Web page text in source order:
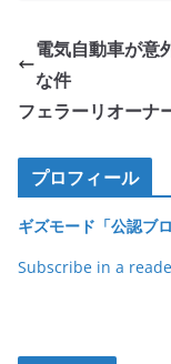
e
o
o
k
er
電気自動車が意
な件
フェラーリオーナ
プロフィール
ギズモード「公認ブ
Subscribe in a